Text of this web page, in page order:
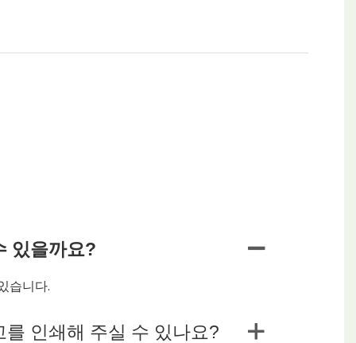
있을까요?
습니다.
를 인쇄해 주실 수 있나요?